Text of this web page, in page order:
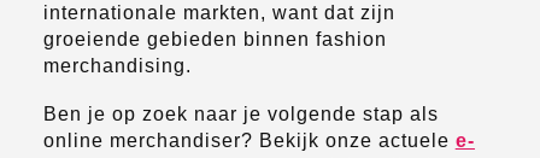
internationale markten, want dat zijn
groeiende gebieden binnen fashion
merchandising.
Ben je op zoek naar je volgende stap als
online merchandiser? Bekijk onze actuele e-